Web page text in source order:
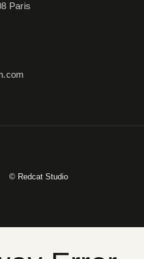
Paris
© Redcat Studio